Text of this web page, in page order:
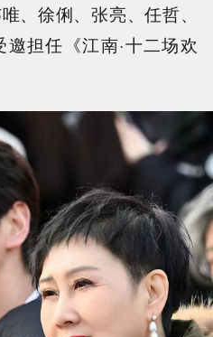
、徐俐、张亮、任哲、
担任《江南·十二场欢